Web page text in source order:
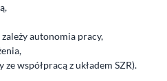
autonomia pracy,
współpracą z układem SZR).